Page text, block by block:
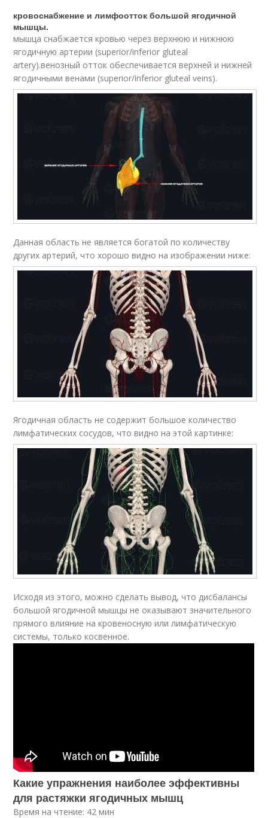
кровоснабжение и лимфоотток большой ягодичной
мышцы.
мышца снабжается кровью через верхнюю и нижнюю
ягодичную артерии (superior/inferior gluteal
artery).венозный отток обеспечивается верхней и нижней
ягодичными венами (superior/inferior gluteal veins).
Данная область не является богатой по количеству
других артерий, что хорошо видно на изображении ниже:
Ягодичная область не содержит большое количество
лимфатических сосудов, что видно на этой картинке:
Исходя из этого, можно сделать вывод, что дисбалансы
большой ягодичной мышцы не оказывают значительного
прямого влияние на кровеносную или лимфатическую
системы, только косвенное.
Какие упражнения наиболее эффективны
для растяжки ягодичных мышц
Время на чтение: 42 мин